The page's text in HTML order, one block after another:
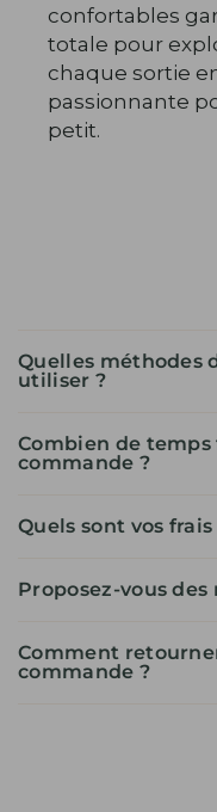
confortables
totale pour
chaque sortie
passionnante
petit.
Quelles méthodes
utiliser ?
Combien de
commande ?
Quels sont vos
Proposez-vous
Comment
commande ?